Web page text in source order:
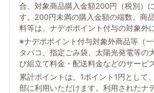
合、対象商品購入金額200円（税別）
す。200円未満の購入金額の端数、商
料等は、ナデポポイント付与の対象外
※ナデポポイント付与対象外商品等（
タバコ、指定ごみ袋、太陽光発電等の
び組立て料金・配送料金などのサービ
累計ポイントは、1ポイント1円として
部に利用いただけます。利用されたナ